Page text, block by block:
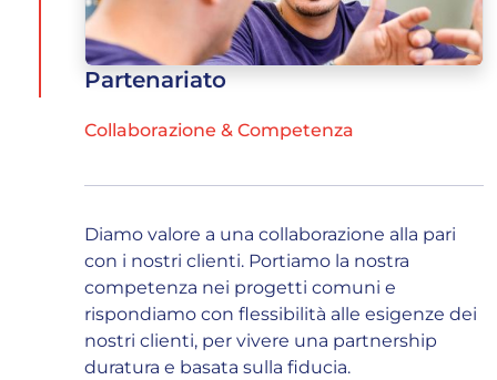
Partenariato
Collaborazione & Competenza
Diamo valore a una collaborazione alla pari
con i nostri clienti. Portiamo la nostra
competenza nei progetti comuni e
rispondiamo con flessibilità alle esigenze dei
nostri clienti, per vivere una partnership
duratura e basata sulla fiducia.